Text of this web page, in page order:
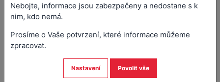
Registr řidičů
Nebojte, informace jsou zabezpečeny a nedostane s k
nim, kdo nemá.
Prosíme o Vaše potvrzení, které informace můžeme
zpracovat.
Nastavení Povolit vše